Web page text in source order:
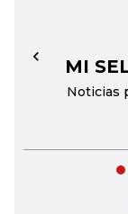
MI
Noticias
←